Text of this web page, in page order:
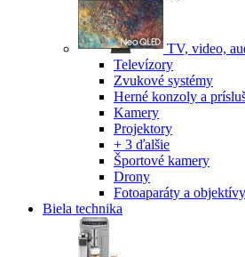
TV, video,
Televízory
Zvukové systémy
Herné konzoly a
Kamery
Projektory
+ 3 ďalšie
Športové kamery
Drony
Fotoaparáty a objektívy
Biela technika